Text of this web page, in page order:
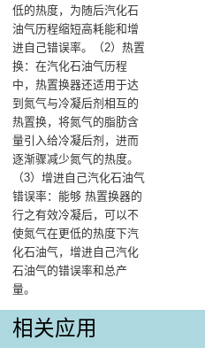
低的热度，为随后汽化石
油气历程缩短高耗能和增
进自己错误率‌。‌（2）热置
换‌：在汽化石油气历程
中，热置换器还适用于达
到氮气与冷凝后剂相互的
热置换，将氮气的脂肪含
量引入给冷凝后剂，进而
逐渐骤减少氮气的热度‌。‌
（3）增进自己汽化石油气
错误率‌：能够 热置换器的
行之有效冷凝后，可以不
使氮气在更低的热度下汽
化石油气，增进自己汽化
石油气的错误率和总产
量‌。
相关应用